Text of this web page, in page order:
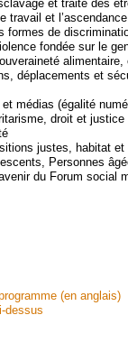
et traite des
et
formes de
fondée sur le
déplacements et
médias (égalité
droit et justice
justes, habitat et
Personnes
du Forum social
(en anglais)
dessus